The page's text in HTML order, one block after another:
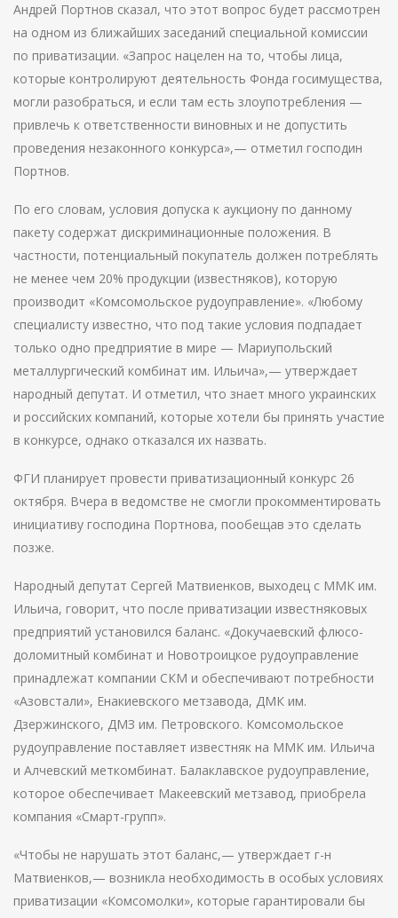
Андрей Портнов сказал, что этот вопрос будет рассмотрен
на одном из ближайших заседаний специальной комиссии
по приватизации. «Запрос нацелен на то, чтобы лица,
которые контролируют деятельность Фонда госимущества,
могли разобраться, и если там есть злоупотребления —
привлечь к ответственности виновных и не допустить
проведения незаконного конкурса»,— отметил господин
Портнов.
По его словам, условия допуска к аукциону по данному
пакету содержат дискриминационные положения. В
частности, потенциальный покупатель должен потреблять
не менее чем 20% продукции (известняков), которую
производит «Комсомольское рудоуправление». «Любому
специалисту известно, что под такие условия подпадает
только одно предприятие в мире — Мариупольский
металлургический комбинат им. Ильича»,— утверждает
народный депутат. И отметил, что знает много украинских
и российских компаний, которые хотели бы принять участие
в конкурсе, однако отказался их назвать.
ФГИ планирует провести приватизационный конкурс 26
октября. Вчера в ведомстве не смогли прокомментировать
инициативу господина Портнова, пообещав это сделать
позже.
Народный депутат Сергей Матвиенков, выходец с ММК им.
Ильича, говорит, что после приватизации известняковых
предприятий установился баланс. «Докучаевский флюсо-
доломитный комбинат и Новотроицкое рудоуправление
принадлежат компании СКМ и обеспечивают потребности
«Азовстали», Енакиевского метзавода, ДМК им.
Дзержинского, ДМЗ им. Петровского. Комсомольское
рудоуправление поставляет известняк на ММК им. Ильича
и Алчевский меткомбинат. Балаклавское рудоуправление,
которое обеспечивает Макеевский метзавод, приобрела
компания «Смарт-групп».
«Чтобы не нарушать этот баланс,— утверждает г-н
Матвиенков,— возникла необходимость в особых условиях
приватизации «Комсомолки», которые гарантировали бы